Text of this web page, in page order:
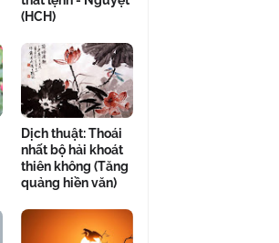
(HCH)
Dịch thuật: Thoái
nhất bộ hải khoát
thiên không (Tăng
quảng hiền văn)